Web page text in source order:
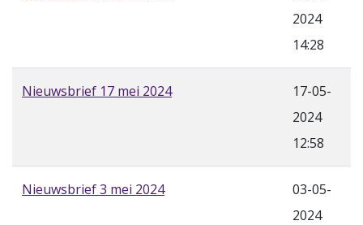
2024
14:28
Nieuwsbrief 17 mei 2024
17-05-
2024
12:58
Nieuwsbrief 3 mei 2024
03-05-
2024